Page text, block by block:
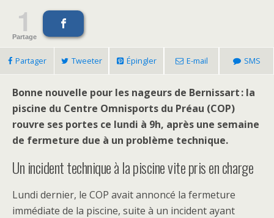
1
Partage
Partager Tweeter Épingler E-mail SMS
Bonne nouvelle pour les nageurs de Bernissart : la
piscine du Centre Omnisports du Préau (COP)
rouvre ses portes ce lundi à 9h, après une semaine
de fermeture due à un problème technique.
Un incident technique à la piscine vite pris en charge
Lundi dernier, le COP avait annoncé la fermeture
immédiate de la piscine, suite à un incident ayant